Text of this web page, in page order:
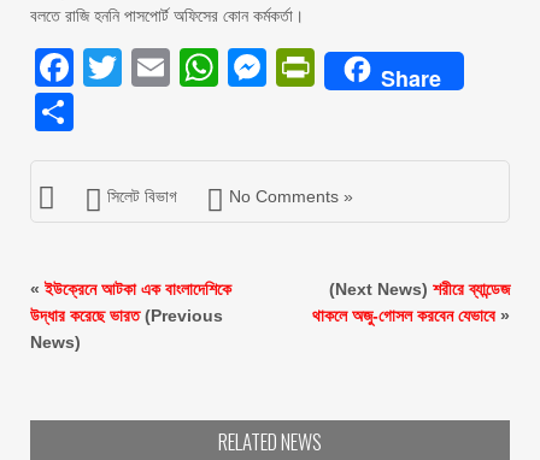
বলতে রাজি হননি পাসপোর্ট অফিসের কোন কর্মকর্তা।
Facebook
Twitter
EmailWhatsApp
Messenger
PrintFriendly
Share
সিলেট বিভাগ No Comments »
«ইউক্রেনে আটকা এক বাংলাদেশিকে
উদ্ধার করেছে ভারত(Previous
News)
(Next News) শরীরে ব্যান্ডেজ
থাকলে অজু-গোসল করবেন যেভাবে»
RELATED NEWS